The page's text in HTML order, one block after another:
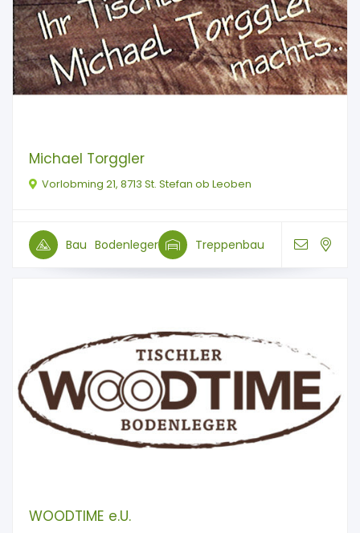
Michael Torggler
Vorlobming 21, 8713 St. Stefan ob Leoben
Bau Bodenleger Treppenbau
WOODTIME e.U.